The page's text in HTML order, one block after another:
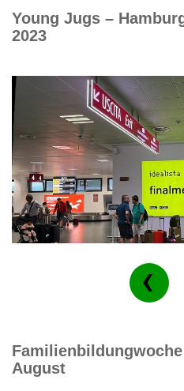
Young Jugs –
2023
August